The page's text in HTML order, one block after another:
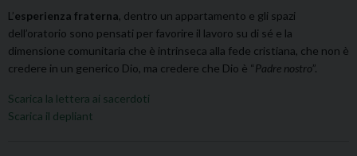
L’esperienza fraterna , dentro un appartamento e gli spazi
dell’oratorio sono pensati per favorire il lavoro su di sé e la
dimensione comunitaria che è intrinseca alla fede cristiana, che non è
credere in un generico Dio, ma credere che Dio è “Padre nostro”.
Scarica la lettera ai sacerdoti
Scarica il depliant